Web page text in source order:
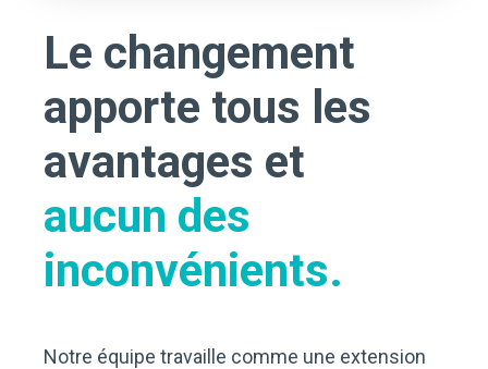
Le changement
apporte tous les
avantages et
aucun des
inconvénients.
Notre équipe travaille comme une extension